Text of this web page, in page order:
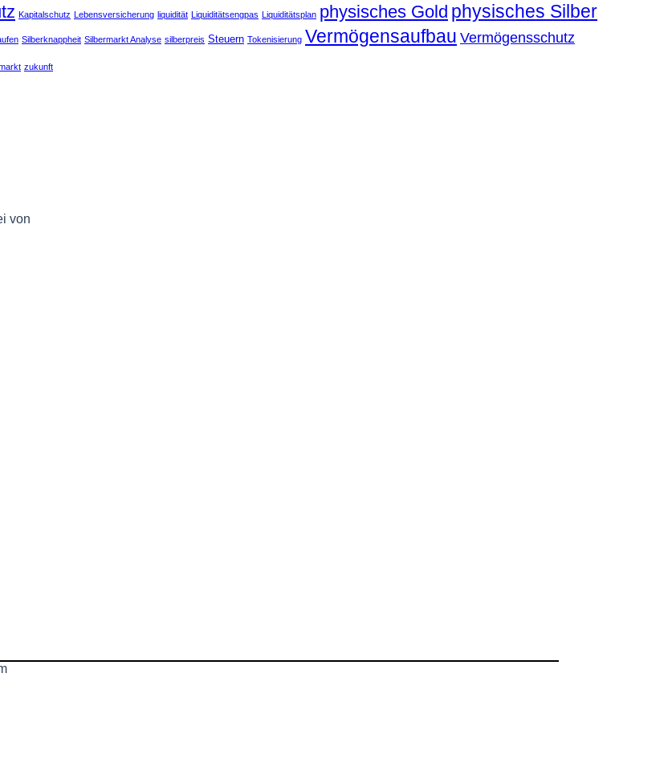
Kapitalschutz Lebensversicherung liquidität Liquiditätsengpas Liquiditätsplan physisches Gold physisches Silber
Silberknappheit Silbermarkt Analyse silberpreis Steuern Tokenisierung Vermögensaufbau Vermögensschutz
zukunft
von